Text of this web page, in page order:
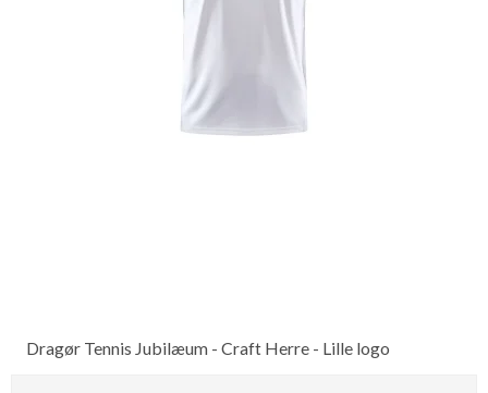
Dragør Tennis Jubilæum - Craft Herre - Lille logo